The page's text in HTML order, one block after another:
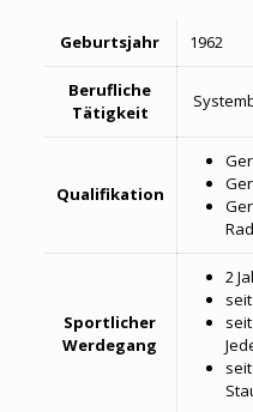
Geburtsjahr 1962
Berufliche
Tätigkeit
Qualifikation
Sportlicher
Werdegang
2